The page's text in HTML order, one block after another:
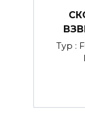
Typ :